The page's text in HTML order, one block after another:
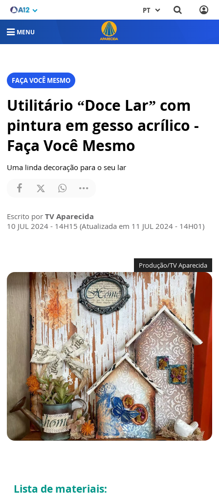
PT
MENU
FAÇA VOCÊ MESMO
Utilitário “Doce Lar” com
pintura em gesso acrílico -
Faça Você Mesmo
Uma linda decoração para o seu lar
Escrito por TV Aparecida
10 JUL 2024 - 14H15 (Atualizada em 11 JUL 2024 - 14H01)
Produção/TV Aparecida
Lista de materiais: